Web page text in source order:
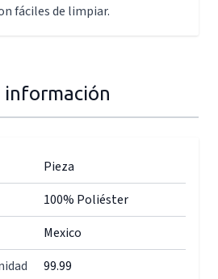
fáciles de limpiar.
información
Pieza
100% Poliéster
Mexico
99.99